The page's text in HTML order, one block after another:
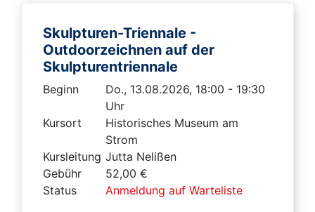
Skulpturen-Triennale -
Outdoorzeichnen auf der
Skulpturentriennale
Beginn
Do., 13.08.2026, 18:00 - 19:30
Uhr
Kursort
Historisches Museum am
Strom
Kursleitung Jutta Nelißen
Gebühr
52,00 €
Status
Anmeldung auf Warteliste